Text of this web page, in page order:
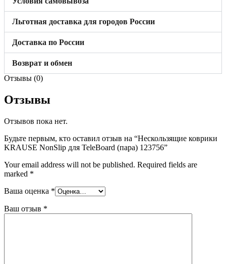
Льготная доставка для городов России
Доставка по России
Возврат и обмен
Отзывы (0)
Отзывы
Отзывов пока нет.
Будьте первым, кто оставил отзыв на “Нескользящие коврики
KRAUSE NonSlip для TeleBoard (пара) 123756”
Your email address will not be published. Required fields are
marked *
Ваша оценка *
Ваш отзыв *